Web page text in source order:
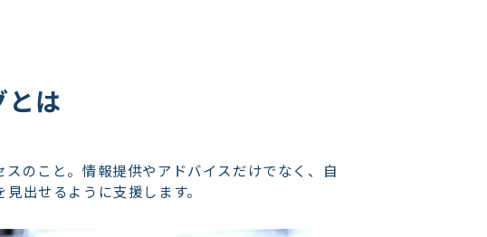
とは
のこと。情報提供やアドバイスだけでなく、自
出せるように支援します。